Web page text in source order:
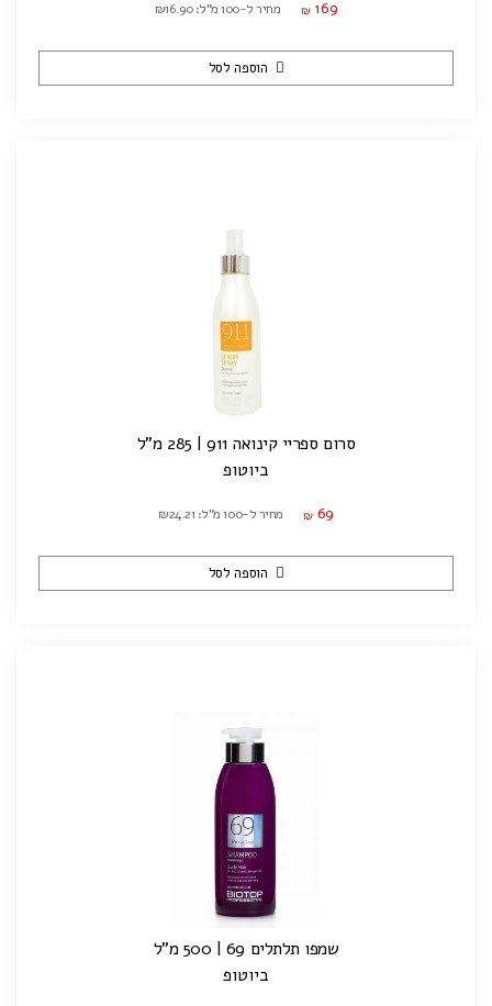
₪ 169 מחיר ל-100 מ"ל: ₪16.90
הוספה לסל
סרום ספריי קינואה 911 | 285 מ"ל
ביוטופ
₪ 69 מחיר ל-100 מ"ל: ₪24.21
הוספה לסל
שמפו תלתלים 69 | 500 מ"ל
ביוטופ